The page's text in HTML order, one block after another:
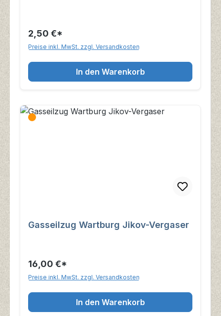
2,50 €*
Preise inkl. MwSt. zzgl. Versandkosten
In den Warenkorb
Gasseilzug Wartburg Jikov-Vergaser
16,00 €*
Preise inkl. MwSt. zzgl. Versandkosten
In den Warenkorb